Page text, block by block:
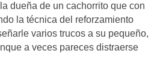
dueña de un cachorrito que con
la técnica del reforzamiento
varios trucos a su pequeño,
a veces pareces distraerse